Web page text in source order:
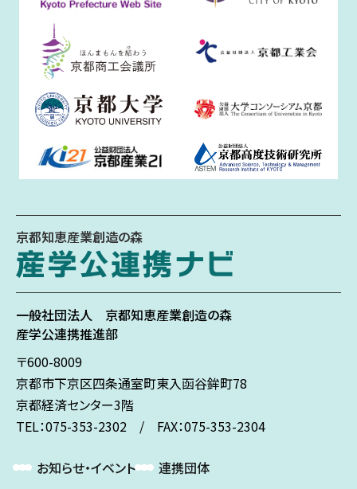
京都知恵産業創造の森
一般社団法人 京都知恵産業創造の森
産学公連携推進部
〒600-8009
京都市下京区四条通室町東入函谷鉾町78
京都経済センター3階
TEL：075-353-2302 / FAX：075-353-2304
お知らせ・イベント 連携団体